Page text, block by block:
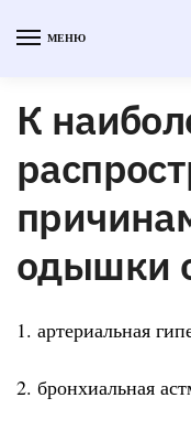
МЕНЮ
К
одышки
1. артериальная
2. бронхиальная